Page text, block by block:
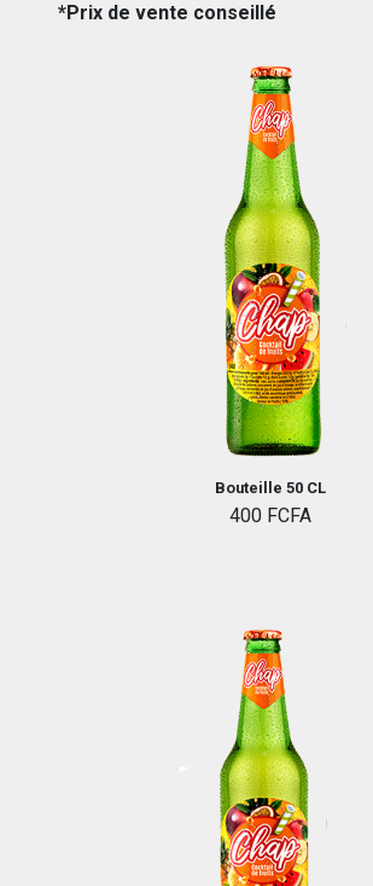
*Prix de vente conseillé
Bouteille 50 CL
400 FCFA